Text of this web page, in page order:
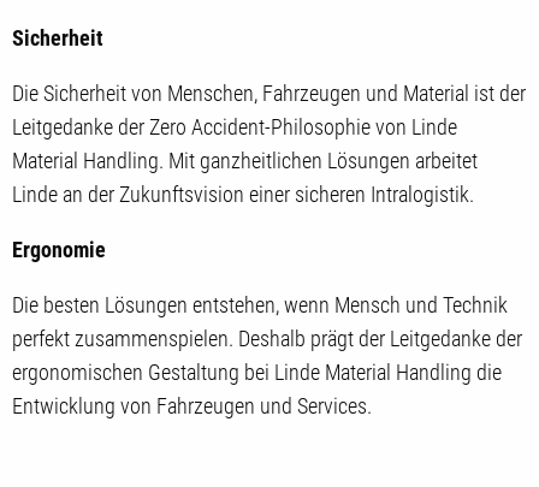
Sicherheit
Die Sicherheit von Menschen, Fahrzeugen und Material ist der
Leitgedanke der Zero Accident-Philosophie von Linde
Material Handling. Mit ganzheitlichen Lösungen arbeitet
Linde an der Zukunftsvision einer sicheren Intralogistik.
Ergonomie
Die besten Lösungen entstehen, wenn Mensch und Technik
perfekt zusammenspielen. Deshalb prägt der Leitgedanke der
ergonomischen Gestaltung bei Linde Material Handling die
Entwicklung von Fahrzeugen und Services.